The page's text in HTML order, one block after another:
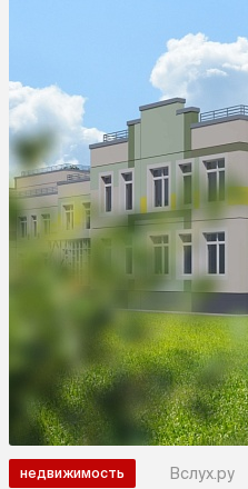
недвижимость Вслух.ру